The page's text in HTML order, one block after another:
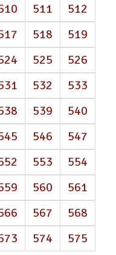
511
512
518
519
525
526
532
533
539
540
546
547
553
554
560
561
567
568
574
575